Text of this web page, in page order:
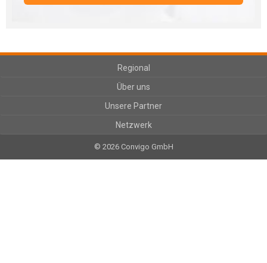
Regional
Über uns
Unsere Partner
Netzwerk
© 2026 Convigo GmbH